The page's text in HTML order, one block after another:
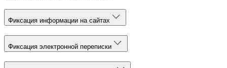
Фиксация информации на сайтах
Фиксация электронной переписки